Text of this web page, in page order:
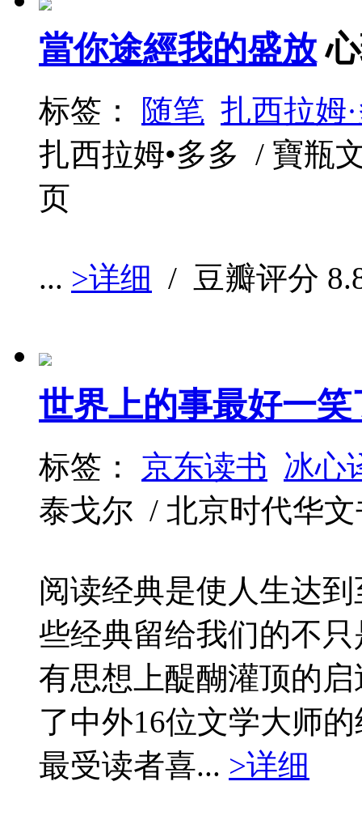
當你途經我的盛放
标签： 随笔 扎西拉姆
扎西拉姆•多多 / 寶瓶
页
... >详细 / 豆瓣评分
世界上的事最好一笑
标签： 京东读书 冰心
泰戈尔 / 北京时代华
阅读经典是使人生达
些经典留给我们的不
有思想上醍醐灌顶的启
了中外16位文学大师
最受读者喜... >详细